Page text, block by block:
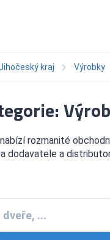
kraj Výrobky
rozmanité
dodavatele a